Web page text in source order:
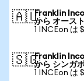
🇦🇺Franklin
から オース
1 INCEon は
🇸🇬Franklin
から シンガ
1 INCEon は